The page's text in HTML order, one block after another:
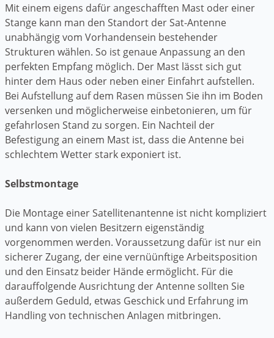
Mit einem eigens dafür angeschafften Mast oder einer
Stange kann man den Standort der Sat-Antenne
unabhängig vom Vorhandensein bestehender
Strukturen wählen. So ist genaue Anpassung an den
perfekten Empfang möglich. Der Mast lässt sich gut
hinter dem Haus oder neben einer Einfahrt aufstellen.
Bei Aufstellung auf dem Rasen müssen Sie ihn im Boden
versenken und möglicherweise einbetonieren, um für
gefahrlosen Stand zu sorgen. Ein Nachteil der
Befestigung an einem Mast ist, dass die Antenne bei
schlechtem Wetter stark exponiert ist.
Selbstmontage
Die Montage einer Satellitenantenne ist nicht kompliziert
und kann von vielen Besitzern eigenständig
vorgenommen werden. Voraussetzung dafür ist nur ein
sicherer Zugang, der eine vernüünftige Arbeitsposition
und den Einsatz beider Hände ermöglicht. Für die
darauffolgende Ausrichtung der Antenne sollten Sie
außerdem Geduld, etwas Geschick und Erfahrung im
Handling von technischen Anlagen mitbringen.